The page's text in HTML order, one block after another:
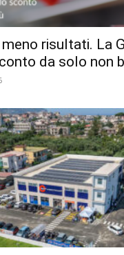
risultati. La
da solo non